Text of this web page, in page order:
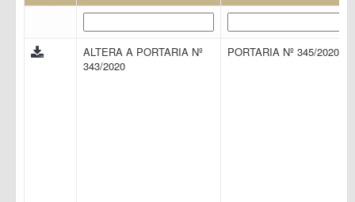
ALTERA A PORTARIA Nº
343/2020
PORTARIA Nº 345/2020